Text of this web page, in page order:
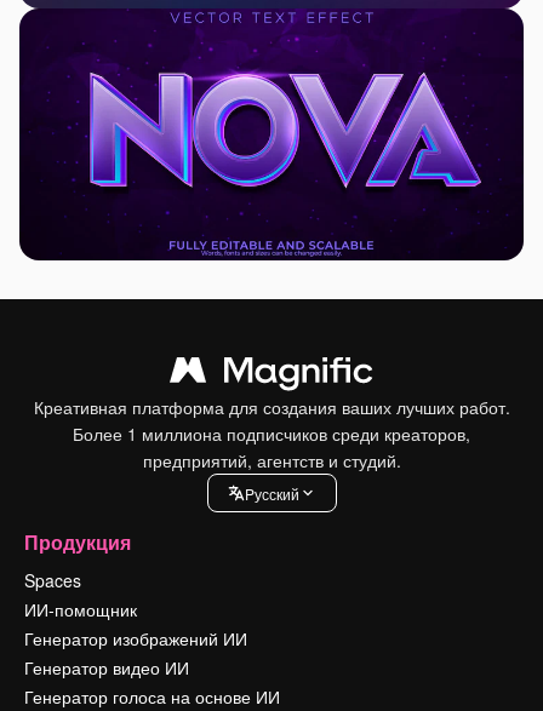
Креативная платформа для создания ваших лучших работ.
Более 1 миллиона подписчиков среди креаторов,
предприятий, агентств и студий.
Pусский
Продукция
Spaces
ИИ-помощник
Генератор изображений ИИ
Генератор видео ИИ
Генератор голоса на основе ИИ